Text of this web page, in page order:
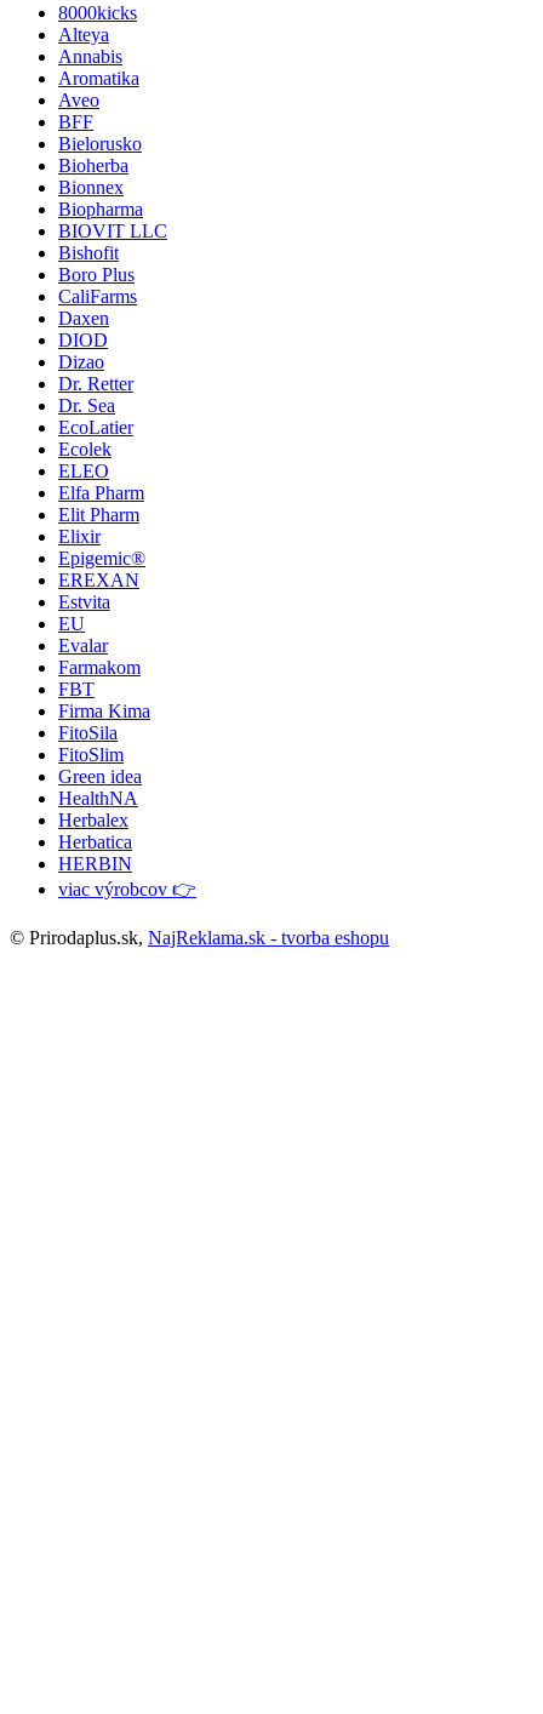
8000kicks
Alteya
Annabis
Aromatika
Aveo
BFF
Bielorusko
Bioherba
Bionnex
Biopharma
BIOVIT LLC
Bishofit
Boro Plus
CaliFarms
Daxen
DIOD
Dizao
Dr. Retter
Dr. Sea
EcoLatier
Ecolek
ELEO
Elfa Pharm
Elit Pharm
Elixir
Epigemic®
EREXAN
Estvita
EU
Evalar
Farmakom
FBT
Firma Kima
FitoSila
FitoSlim
Green idea
HealthNA
Herbalex
Herbatica
HERBIN
viac výrobcov 👉
© Prirodaplus.sk, NajReklama.sk - tvorba eshopu